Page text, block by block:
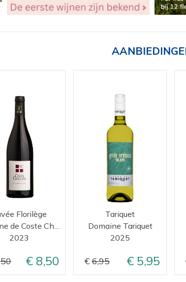
Florilège
2023
8,50
Tariquet
Domaine Tariquet
2025
6,95 5,95